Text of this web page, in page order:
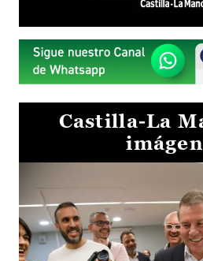
Castilla-La